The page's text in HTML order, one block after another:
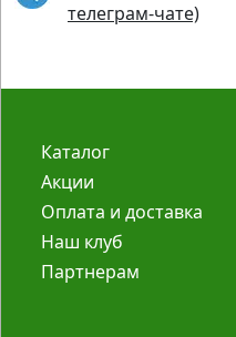
телеграм-чате)
Каталог
Акции
Оплата и доставка
Наш клуб
Партнерам